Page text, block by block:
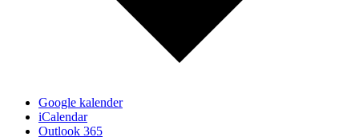
Google kalender
iCalendar
Outlook 365